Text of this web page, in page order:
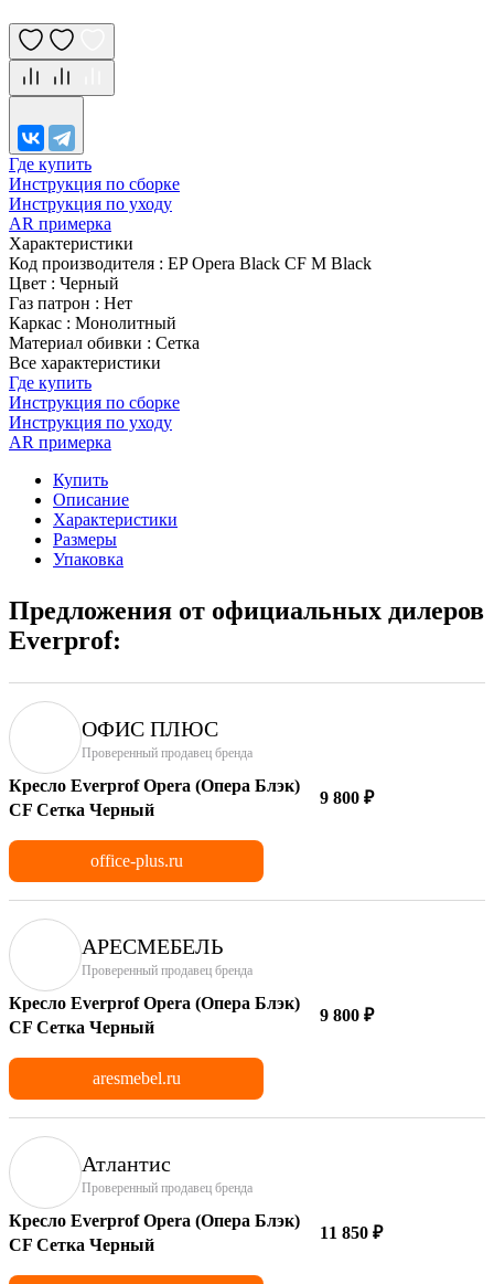
Где купить
Инструкция по сборке
Инструкция по уходу
AR примерка
Характеристики
Код производителя : EP Opera Black CF M Black
Цвет : Черный
Газ патрон : Нет
Каркас : Монолитный
Материал обивки : Сетка
Все характеристики
Где купить
Инструкция по сборке
Инструкция по уходу
AR примерка
Купить
Описание
Характеристики
Размеры
Упаковка
Предложения от официальных дилеров
Everprof:
ОФИС ПЛЮС
Проверенный продавец бренда
Кресло Everprof Opera (Опера Блэк)
CF Сетка Черный
9 800 ₽
office-plus.ru
АРЕСМЕБЕЛЬ
Проверенный продавец бренда
Кресло Everprof Opera (Опера Блэк)
CF Сетка Черный
9 800 ₽
aresmebel.ru
Атлантис
Проверенный продавец бренда
Кресло Everprof Opera (Опера Блэк)
CF Сетка Черный
11 850 ₽